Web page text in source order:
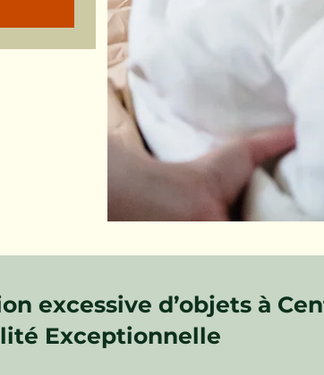
excessive d’objets à
Exceptionnelle